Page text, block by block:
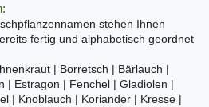
stehen Ihnen
fertig und alphabetisch geordnet
| Borretsch | Bärlauch |
| Estragon | Fenchel | Gladiolen |
| Knoblauch | Koriander | Kresse |